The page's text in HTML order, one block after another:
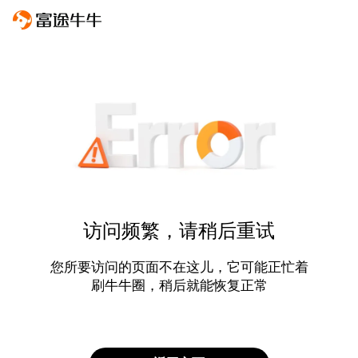
访问频繁，请稍后重试
您所要访问的页面不在这儿，它可能正忙着
刷牛牛圈，稍后就能恢复正常